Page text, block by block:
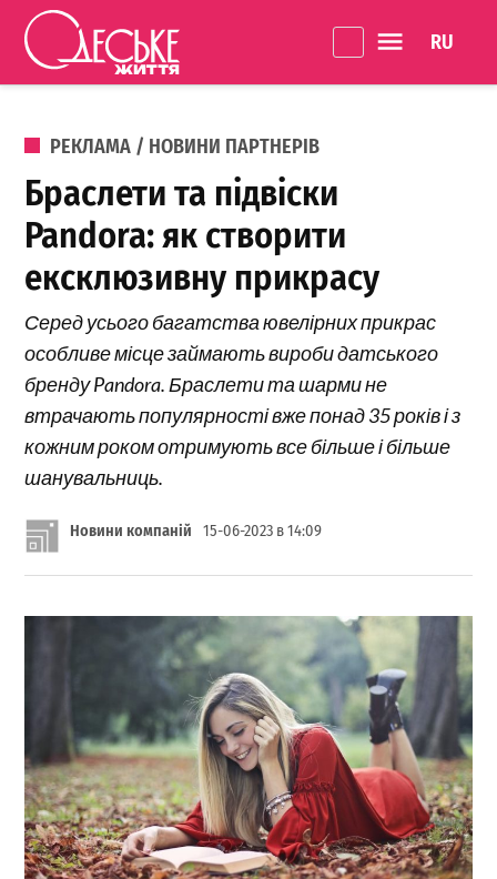
Перейти до вмісту
Життя
ОПУБЛІКОВАНО В
РЕКЛАМА / НОВИНИ ПАРТНЕРІВ
Браслети та підвіски
Pandora: як створити
ексклюзивну прикрасу
Серед усього багатства ювелірних прикрас
особливе місце займають вироби датського
бренду Pandora. Браслети та шарми не
втрачають популярності вже понад 35 років і з
кожним роком отримують все більше і більше
шанувальниць.
Новини компаній 15-06-2023 в 14:09